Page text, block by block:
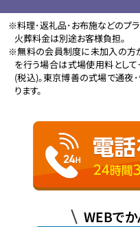
※料理･返礼品･お布施などのプラ
火葬料金は別途お客様負担。
※無料の会員制度に未加入の方
を行う場合は式場使用料とし
(税込)。東京博善の式場で通
ります。
WEBで